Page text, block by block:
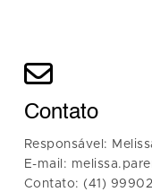
Contato
Responsável:
E-mail:
Contato: (41)